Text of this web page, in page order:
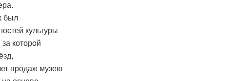
был
культуры
которой
продаж музею